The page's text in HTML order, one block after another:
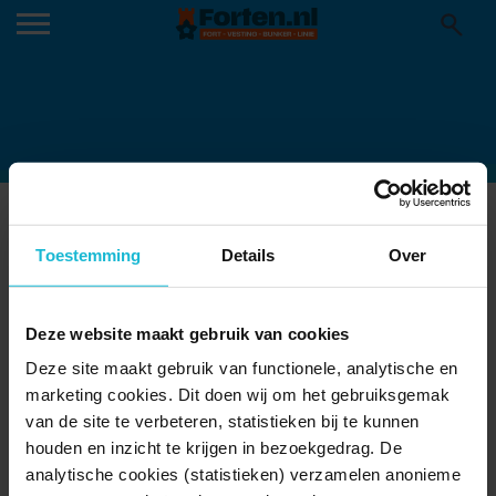
Toestemming Details Over
Deze website maakt gebruik van cookies
Deze site maakt gebruik van functionele, analytische en
marketing cookies. Dit doen wij om het gebruiksgemak
van de site te verbeteren, statistieken bij te kunnen
houden en inzicht te krijgen in bezoekgedrag. De
analytische cookies (statistieken) verzamelen anonieme
CONTERT-EERDE2